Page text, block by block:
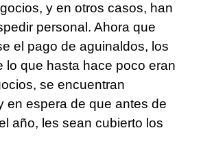
y en otros casos, han
personal. Ahora que
el pago de aguinaldos, los
lo que hasta hace poco eran
se encuentran
en espera de que antes de
año, les sean cubierto los